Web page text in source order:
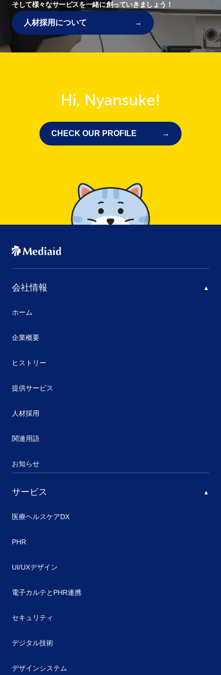
そして様々なサービスを一緒に創っていきましょう！
人材採用について
Hi, Nyansuke!
CHECK OUR PROFILE
会社情報
ホーム
企業概要
ヒストリー
提供サービス
人材採用
関連用語
お知らせ
サービス
医療ヘルスケアDX
PHR
UI/UXデザイン
電子カルテとPHR連携
セキュリティ
デジタル技術
デザインシステム